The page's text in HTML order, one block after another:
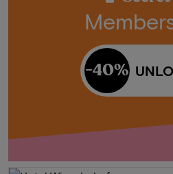
-40%